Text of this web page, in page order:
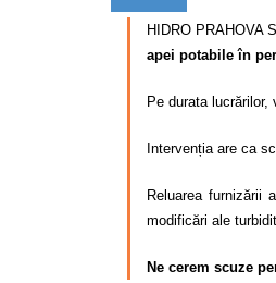
HIDRO PRAHOVA
apei potabile în
Pe durata lucrărilor,
Intervenția are ca
Reluarea furnizării
modificări ale
Ne cerem scuze